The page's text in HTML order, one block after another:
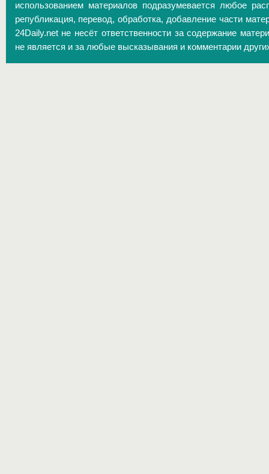
использованием материалов подразумевается любое
републикация, перевод, обработка, добавление части
24Daily.net не несёт ответственности за содержание
не является и за любые высказывания и комментарии